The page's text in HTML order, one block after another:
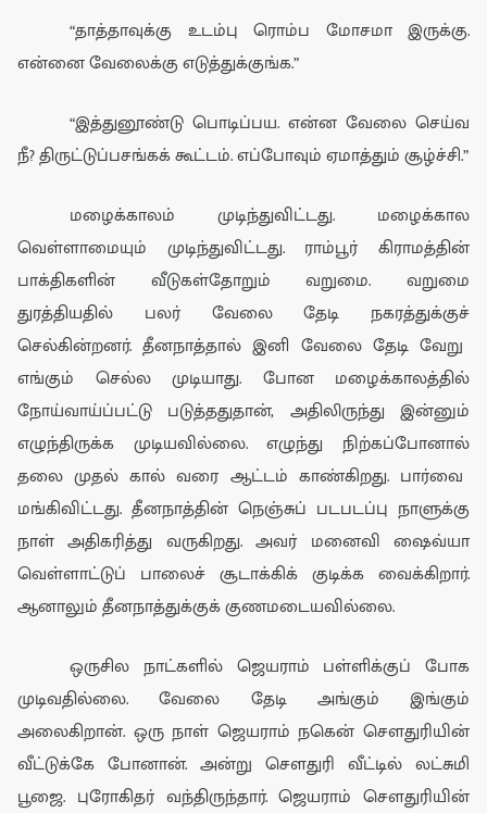
“தாத்தாவுக்கு உடம்பு ரொம்ப மோசமா இருக்கு.
என்னை வேலைக்கு எடுத்துக்குங்க.”
“இத்துனூண்டு பொடிப்பய. என்ன வேலை செய்வ
நீ? திருட்டுப்பசங்கக் கூட்டம்.எப்போவும் ஏமாத்தும் சூழ்ச்சி.”
மழைக்காலம் முடிந்துவிட்டது. மழைக்கால
வெள்ளாமையும் முடிந்துவிட்டது. ராம்பூர்கிராமத்தின்
பாக்திகளின் வீடுகள்தோறும் வறுமை. வறுமை
துரத்தியதில் பலர் வேலை தேடி நகரத்துக்குச்
செல்கின்றனர். தீனநாத்தால்இனி வேலை தேடி வேறு
எங்கும் செல்ல முடியாது. போனமழைக்காலத்தில்
நோய்வாய்ப்பட்டு படுத்ததுதான், அதிலிருந்து இன்னும்
எழுந்திருக்க முடியவில்லை. எழுந்து நிற்கப்போனால்
தலை முதல் கால் வரை ஆட்டம் காண்கிறது. பார்வை
மங்கிவிட்டது. தீனநாத்தின் நெஞ்சுப் படபடப்பு நாளுக்கு
நாள் அதிகரித்து வருகிறது.அவர்மனைவிஷைவ்யா
வெள்ளாட்டுப் பாலைச் சூடாக்கிக் குடிக்க வைக்கிறார்.
ஆனாலும்தீனநாத்துக்குக்குணமடையவில்லை.
ஒருசில நாட்களில் ஜெயராம் பள்ளிக்குப் போக
முடிவதில்லை. வேலை தேடி அங்கும் இங்கும்
அலைகிறான். ஒரு நாள் ஜெயராம் நகென் சௌதுரியின்
வீட்டுக்கே போனான். அன்று சௌதுரி வீட்டில் லட்சுமி
பூஜை. புரோகிதர் வந்திருந்தார். ஜெயராம் சௌதுரியின்